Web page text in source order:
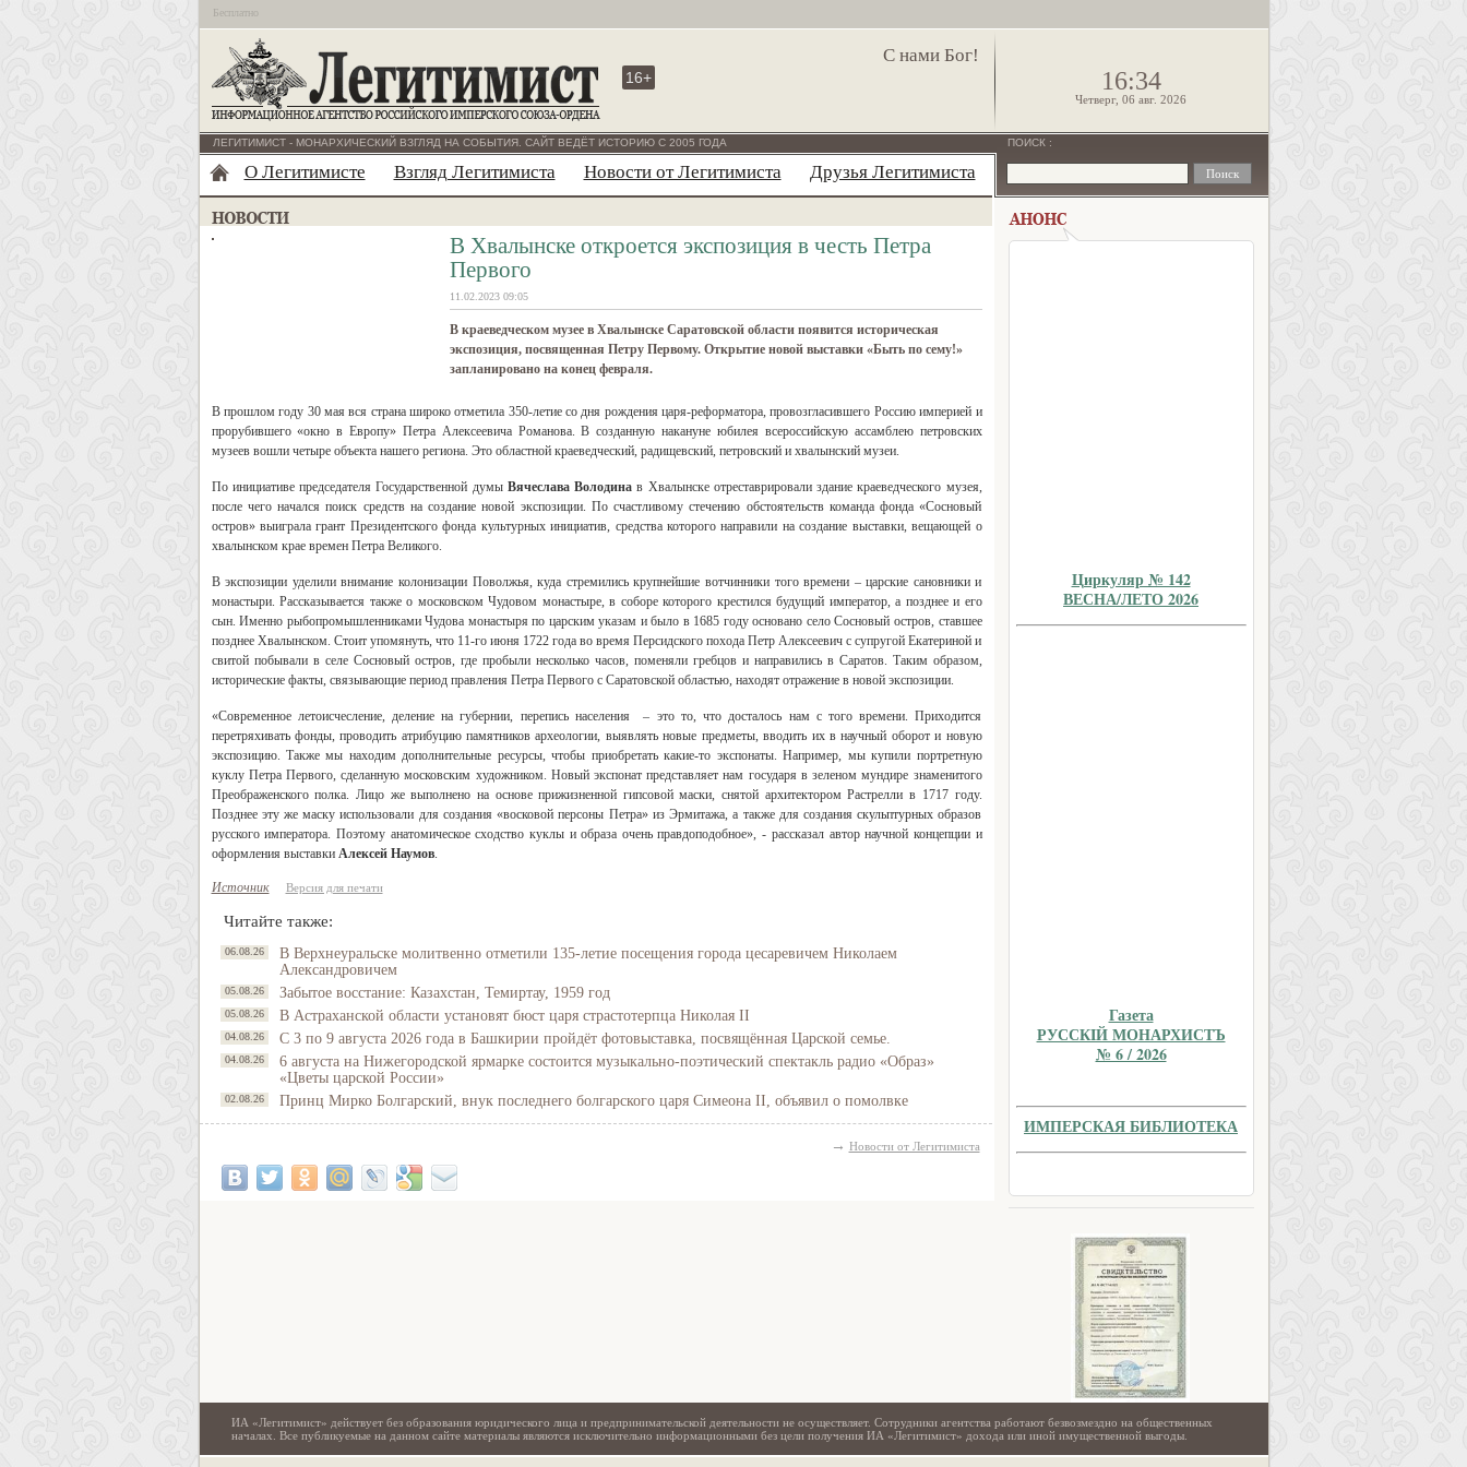
Бесплатно
С нами Бог!
16+ 16:34
Четверг, 06 авг. 2026
ЛЕГИТИМИСТ - МОНАРХИЧЕСКИЙ ВЗГЛЯД НА СОБЫТИЯ. САЙТ ВЕДЁТ ИСТОРИЮ С 2005 ГОДА
О Легитимисте Взгляд Легитимиста Новости от Легитимиста Друзья Легитимиста
В Хвалынске откроется экспозиция в честь Петра
Первого
11.02.2023 09:05
В краеведческом музее в Хвалынске Саратовской области появится историческая
экспозиция, посвященная Петру Первому. Открытие новой выставки «Быть по сему!»
запланировано на конец февраля.
В прошлом году 30 мая вся страна широко отметила 350-летие со дня рождения царя-реформатора, провозгласившего Россию империей и
прорубившего «окно в Европу» Петра Алексеевича Романова. В созданную накануне юбилея всероссийскую ассамблею петровских
музеев вошли четыре объекта нашего региона. Это областной краеведческий, радищевский, петровский и хвалынский музеи.
По инициативе председателя Государственной думыВячеслава Володина в Хвалынске отреставрировали здание краеведческого музея,
после чего начался поиск средств на создание новой экспозиции. По счастливому стечению обстоятельств команда фонда «Сосновый
остров» выиграла грант Президентского фонда культурных инициатив, средства которого направили на создание выставки, вещающей о
хвалынском крае времен Петра Великого.
В экспозиции уделили внимание колонизации Поволжья, куда стремились крупнейшие вотчинники того времени – царские сановники и
монастыри. Рассказывается также о московском Чудовом монастыре, в соборе которого крестился будущий император, а позднее и его
сын. Именно рыбопромышленниками Чудова монастыря по царским указам и было в 1685 году основано село Сосновый остров, ставшее
позднее Хвалынском. Стоит упомянуть, что 11-го июня 1722 года во время Персидского похода Петр Алексеевич с супругой Екатериной и
свитой побывали в селе Сосновый остров, где пробыли несколько часов, поменяли гребцов и направились в Саратов. Таким образом,
исторические факты, связывающие период правления Петра Первого с Саратовской областью, находят отражение в новой экспозиции.
«Современное летоисчесление, деление на губернии, перепись населения – это то, что досталось нам с того времени. Приходится
перетряхивать фонды, проводить атрибуцию памятников археологии, выявлять новые предметы, вводить их в научный оборот и новую
экспозицию. Также мы находим дополнительные ресурсы, чтобы приобретать какие-то экспонаты. Например, мы купили портретную
куклу Петра Первого, сделанную московским художником. Новый экспонат представляет нам государя в зеленом мундире знаменитого
Преображенского полка. Лицо же выполнено на основе прижизненной гипсовой маски, снятой архитектором Растрелли в 1717 году.
Позднее эту же маску использовали для создания «восковой персоны Петра» из Эрмитажа, а также для создания скульптурных образов
русского императора. Поэтому анатомическое сходство куклы и образа очень правдоподобное», - рассказал автор научной концепции и
оформления выставки Алексей Наумов.
Источник Версия для печати
Читайте также:
06.08.26
В Верхнеуральске молитвенно отметили 135-летие посещения города цесаревичем Николаем
Александровичем
05.08.26 Забытое восстание: Казахстан, Темиртау, 1959 год
05.08.26 В Астраханской области установят бюст царя страстотерпца Николая II
04.08.26 С 3 по 9 августа 2026 года в Башкирии пройдёт фотовыставка, посвящённая Царской семье.
04.08.26
6 августа на Нижегородской ярмарке состоится музыкально-поэтический спектакль радио «Образ»
«Цветы царской России»
02.08.26 Принц Мирко Болгарский, внук последнего болгарского царя Симеона II, объявил о помолвке
→ Новости от Легитимиста
ПОИСК :
Циркуляр № 142
ВЕСНА/ЛЕТО 2026
Газета
РУССКIЙ МОНАРХИСТЪ
№ 6 / 2026
ИМПЕРСКАЯ БИБЛИОТЕКА
ИА «Легитимист» действует без образования юридического лица и предпринимательской деятельности не осуществляет. Сотрудники агентства работают безвозмездно на общественных
началах. Все публикуемые на данном сайте материалы являются исключительно информационными без цели получения ИА «Легитимист» дохода или иной имущественной выгоды.